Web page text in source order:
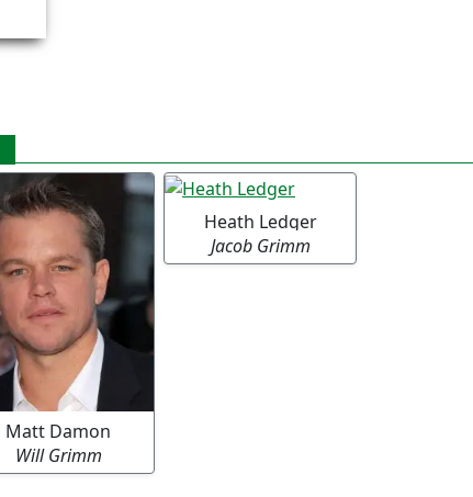
Matt Damon
Will Grimm
Heath Ledger
Jacob Grimm